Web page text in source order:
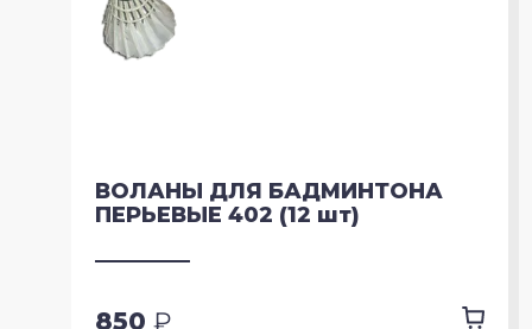
ВОЛАНЫ ДЛЯ БАДМИНТОНА
ПЕРЬЕВЫЕ 402 (12 шт)
850 ₽